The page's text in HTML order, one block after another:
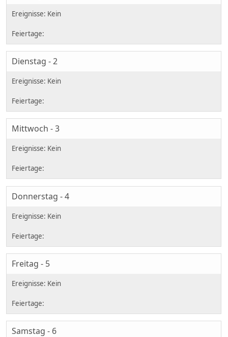
Dienstag - 2
Mittwoch - 3
Donnerstag - 4
Freitag - 5
Samstag - 6